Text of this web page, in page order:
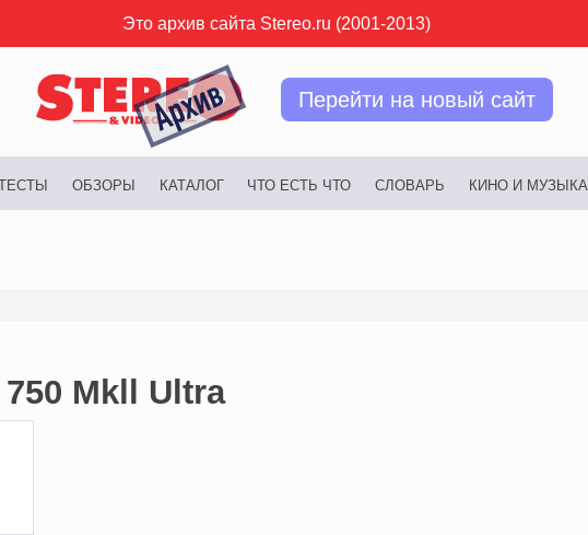
Это архив сайта Stereo.ru (2001-2013)
Перейти на новый сайт
ОБЗОРЫ КАТАЛОГ ЧТО ЕСТЬ ЧТО СЛОВАРЬ КИНО И МУЗЫКА
Mkll Ultra